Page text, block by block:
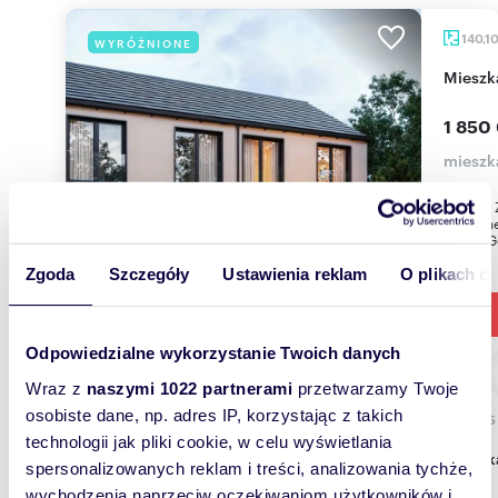
Zgoda Szczegóły Ustawienia reklam O plikach
Odpowiedzialne wykorzystanie Twoich danych
Wraz z naszymi 1022 partnerami przetwarzamy Twoje
osobiste dane, np. adres IP, korzystając z takich
technologii jak pliki cookie, w celu wyświetlania
spersonalizowanych reklam i treści, analizowania tychże,
WYRÓŻNIONE
1 850
Domy u
części
WYRÓŻNIONE 94,55